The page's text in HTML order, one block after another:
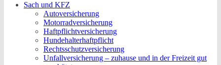
Sach und KFZ
Autoversicherung
Motorradversicherung
Haftpflichtversicherung
Hundehalterhaftpflicht
Rechtsschutzversicherung
Unfallversicherung – zuhause und in der Freizeit gut